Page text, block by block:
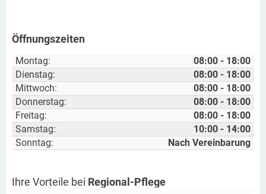
Öffnungszeiten
Montag:
08:00 - 18:00
Dienstag:
08:00 - 18:00
Mittwoch:
08:00 - 18:00
Donnerstag:
08:00 - 18:00
Freitag:
08:00 - 18:00
Samstag:
10:00 - 14:00
Sonntag:
Nach Vereinbarung
Ihre Vorteile bei Regional-Pflege